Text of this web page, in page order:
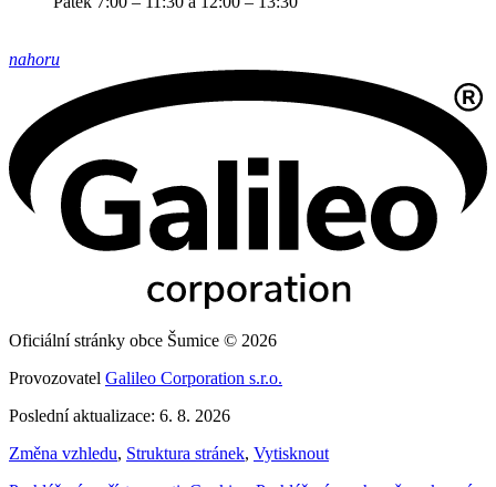
nahoru
Oficiální stránky obce Šumice © 2026
Provozovatel Galileo Corporation s.r.o.
Poslední aktualizace: 6. 8. 2026
Změna vzhledu, Struktura stránek, Vytisknout